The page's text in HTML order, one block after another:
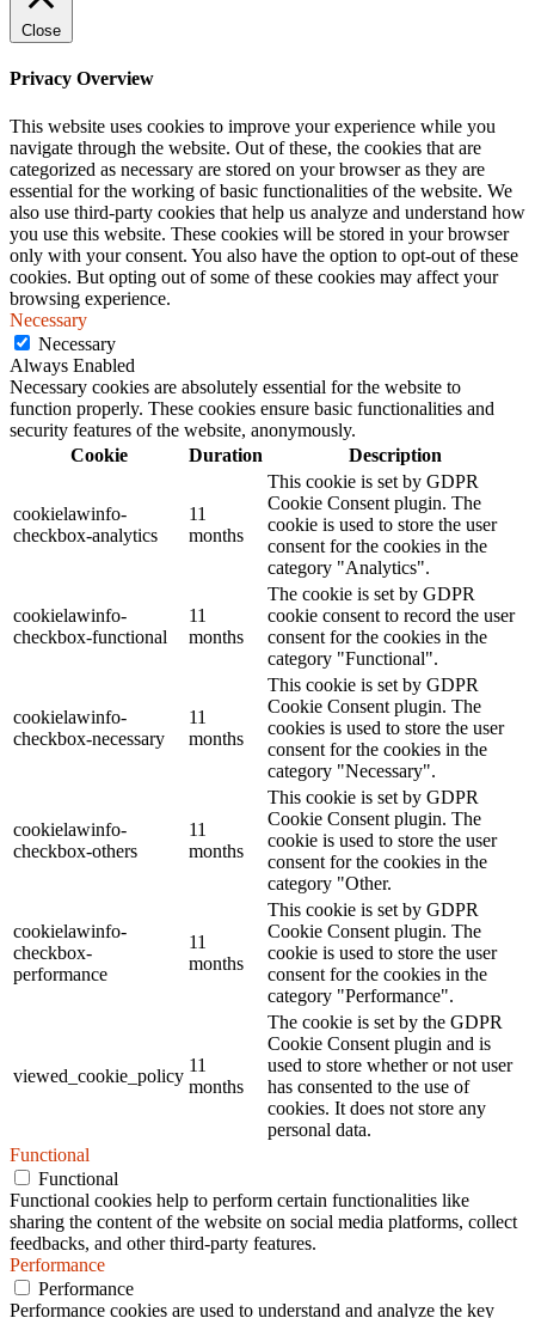
Close
Privacy Overview
This website uses cookies to improve your experience while you
navigate through the website. Out of these, the cookies that are
categorized as necessary are stored on your browser as they are
essential for the working of basic functionalities of the website. We
also use third-party cookies that help us analyze and understand how
you use this website. These cookies will be stored in your browser
only with your consent. You also have the option to opt-out of these
cookies. But opting out of some of these cookies may affect your
browsing experience.
Necessary
Necessary
Always Enabled
Necessary cookies are absolutely essential for the website to
function properly. These cookies ensure basic functionalities and
security features of the website, anonymously.
Cookie
Duration Description
cookielawinfo-
checkbox-analytics
11
months
This cookie is set by GDPR
Cookie Consent plugin. The
cookie is used to store the user
consent for the cookies in the
category "Analytics".
cookielawinfo-
checkbox-functional
11
months
The cookie is set by GDPR
cookie consent to record the user
consent for the cookies in the
category "Functional".
cookielawinfo-
checkbox-necessary
11
months
This cookie is set by GDPR
Cookie Consent plugin. The
cookies is used to store the user
consent for the cookies in the
category "Necessary".
cookielawinfo-
checkbox-others
11
months
This cookie is set by GDPR
Cookie Consent plugin. The
cookie is used to store the user
consent for the cookies in the
category "Other.
cookielawinfo-
checkbox-
performance
11
months
This cookie is set by GDPR
Cookie Consent plugin. The
cookie is used to store the user
consent for the cookies in the
category "Performance".
viewed_cookie_policy
11
months
The cookie is set by the GDPR
Cookie Consent plugin and is
used to store whether or not user
has consented to the use of
cookies. It does not store any
personal data.
Functional
Functional
Functional cookies help to perform certain functionalities like
sharing the content of the website on social media platforms, collect
feedbacks, and other third-party features.
Performance
Performance
Performance cookies are used to understand and analyze the key